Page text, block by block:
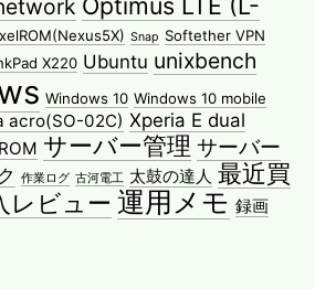
Snap Softether VPN
X220 Ubuntu unixbench
Windows 10 Windows 10 mobile
acro(SO-02C) Xperia E dual
サーバー管理 サーバー
作業ログ 古河電工 太鼓の達人 最近買
レビュー 運用メモ 録画